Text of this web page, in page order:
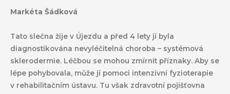
Markéta Šádková
Tato slečna žije v Újezdu a před 4 lety jí byla
diagnostikována nevyléčitelná choroba – systémová
sklerodermie. Léčbou se mohou zmírnit příznaky. Aby se
lépe pohybovala, může jí pomoci intenzivní fyzioterapie
v rehabilitačním ústavu. Tu však zdravotní pojišťovna